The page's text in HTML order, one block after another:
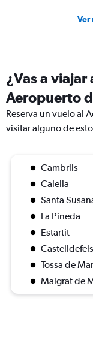
Ver
¿Vas a
Aeropuerto
Reserva un vuelo al
visitar alguno de
Cambrils
Calella
Santa
La Pineda
Estartit
Castelldefels
Tossa de Mar
Malgrat de